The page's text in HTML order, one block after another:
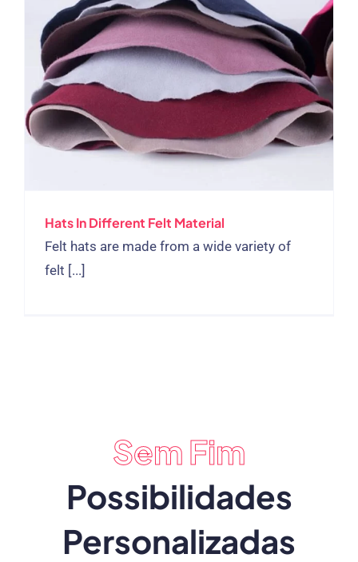
Hats In Different Felt Material
Felt hats are made from a wide variety of
felt [...]
Sem Fim
Possibilidades
Personalizadas